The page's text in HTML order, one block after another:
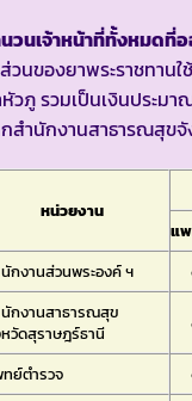
วนเจ้าหน้าที่ทั้งหมดที่
วนของยาพระราชทาน
วภู รวมเป็นเงินประม
สำนักงานสาธารณสุข
หน่วยงาน
แ
กงานส่วนพระองค์ ฯ
กงานสาธารณสุข
วัดสุราษฎร์ธานี
ย์ตำรวจ